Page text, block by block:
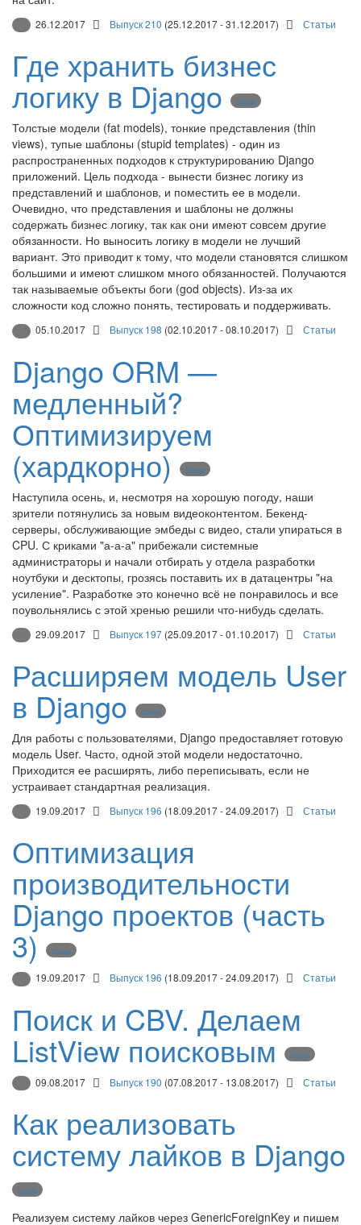
26.12.2017 Выпуск 210 (25.12.2017 - 31.12.2017) Статьи
Где хранить бизнес
логику в Django Django
Толстые модели (fat models), тонкие представления (thin
views), тупые шаблоны (stupid templates) - один из
распространенных подходов к структурированию Django
приложений. Цель подхода - вынести бизнес логику из
представлений и шаблонов, и поместить ее в модели.
Очевидно, что представления и шаблоны не должны
содержать бизнес логику, так как они имеют совсем другие
обязанности. Но выносить логику в модели не лучший
вариант. Это приводит к тому, что модели становятся слишком
большими и имеют слишком много обязанностей. Получаются
так называемые объекты боги (god objects). Из-за их
сложности код сложно понять, тестировать и поддерживать.
05.10.2017 Выпуск 198 (02.10.2017 - 08.10.2017) Статьи
Django ORM —
медленный?
Оптимизируем
(хардкорно) Django
Наступила осень, и, несмотря на хорошую погоду, наши
зрители потянулись за новым видеоконтентом. Бекенд-
серверы, обслуживающие эмбеды с видео, стали упираться в
CPU. С криками "а-а-а" прибежали системные
администраторы и начали отбирать у отдела разработки
ноутбуки и десктопы, грозясь поставить их в датацентры "на
усиление". Разработке это конечно всё не понравилось и все
поувольнялись с этой хренью решили что-нибудь сделать.
29.09.2017 Выпуск 197 (25.09.2017 - 01.10.2017) Статьи
Расширяем модель User
в Django Django
Для работы с пользователями, Django предоставляет готовую
модель User. Часто, одной этой модели недостаточно.
Приходится ее расширять, либо переписывать, если не
устраивает стандартная реализация.
19.09.2017 Выпуск 196 (18.09.2017 - 24.09.2017) Статьи
Оптимизация
производительности
Django проектов (часть
3) Django
19.09.2017 Выпуск 196 (18.09.2017 - 24.09.2017) Статьи
Поиск и CBV. Делаем
ListView поисковым Django
09.08.2017 Выпуск 190 (07.08.2017 - 13.08.2017) Статьи
Как реализовать
систему лайков в Django
Django
Реализуем систему лайков через GenericForeignKey и пишем